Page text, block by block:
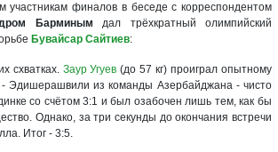
участникам финалов в беседе с корреспондентом
Барминым дал трёхкратный олимпийский
Бувайсар Сайтиев:
схватках. Заур Угуев (до 57 кг) проиграл опытному
Эдишерашвили из команды Азербайджана - чисто
со счётом 3:1 и был озабочен лишь тем, как бы
Однако, за три секунды до окончания встречи
Итог - 3:5.